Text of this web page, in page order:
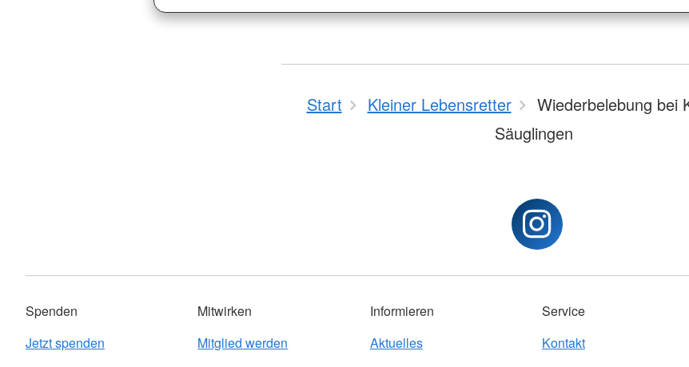
Start Kleiner Lebensretter
Wiederbelebung bei
Säuglingen
Spenden
Jetzt spenden
Mitwirken
Mitglied werden
Informieren
Aktuelles
Service
Kontakt